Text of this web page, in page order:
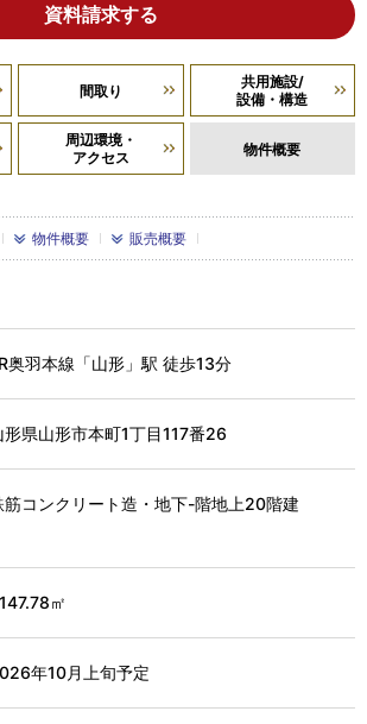
資料請求する
間取り
共用施設/
設備・構造
周辺環境・
アクセス
物件概要
物件概要 販売概要
奥羽本線「山形」駅 徒歩13分
形県山形市本町1丁目117番26
筋コンクリート造・地下-階地上20階建
㎡
年10月上旬予定